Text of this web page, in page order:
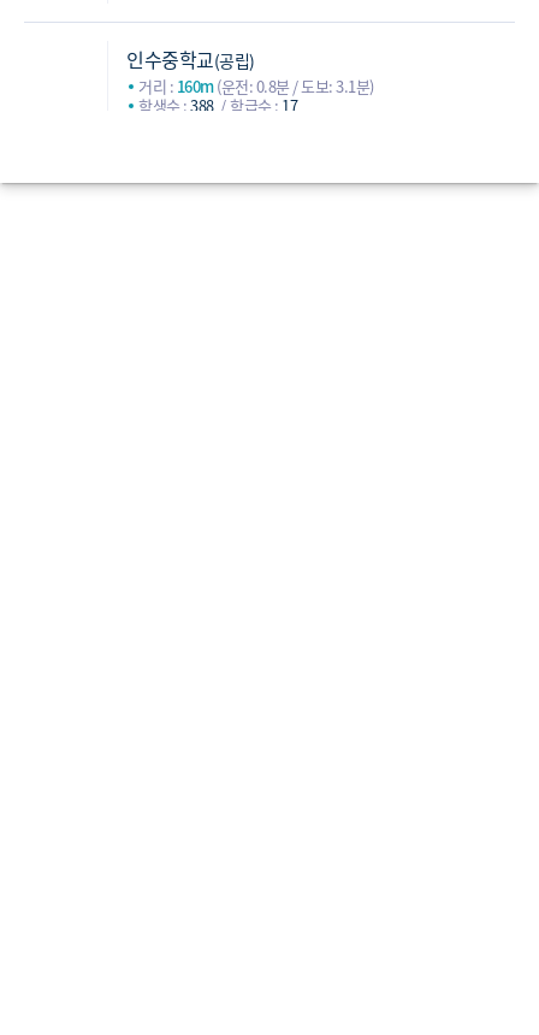
인수중학교(공립)
거리 : 160m(운전: 0.8분 / 도보: 3.1분)
학생수 :388 학급수 : 17
거리 :1,315m(운전: 3.1분 / 도보: 22.1분)